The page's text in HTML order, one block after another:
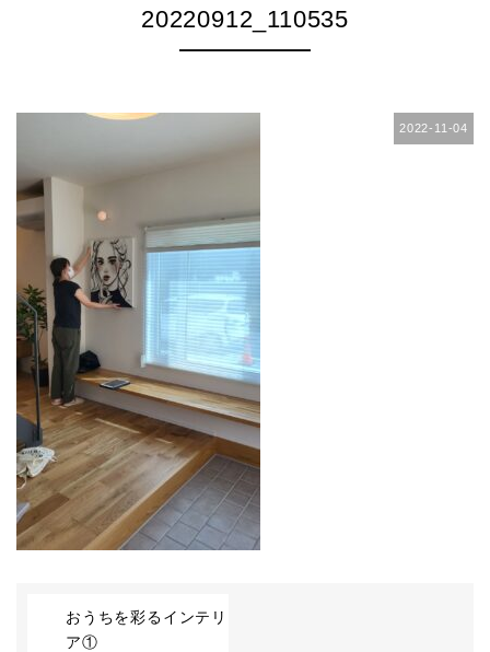
20220912_110535
2022-11-04
おうちを彩るインテリ
ア①